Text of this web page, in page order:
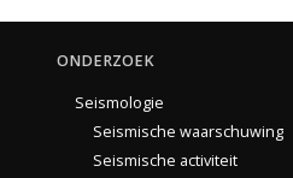
ONDERZOEK
Seismologie
Seismische waarschuwing
Seismische activiteit